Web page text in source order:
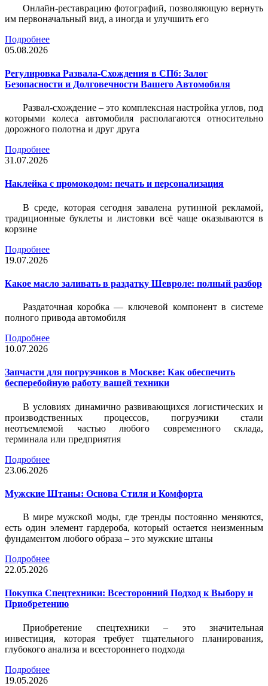
Онлайн-реставрацию фотографий, позволяющую вернуть
им первоначальный вид, а иногда и улучшить его
Подробнее
05.08.2026
Регулировка Развала-Схождения в СПб: Залог
Безопасности и Долговечности Вашего Автомобиля
Развал-схождение – это комплексная настройка углов, под
которыми колеса автомобиля располагаются относительно
дорожного полотна и друг друга
Подробнее
31.07.2026
Наклейка c промокодом: печать и персонализация
В среде, которая сегодня завалена рутинной рекламой,
традиционные буклеты и листовки всё чаще оказываются в
корзине
Подробнее
19.07.2026
Какое масло заливать в раздатку Шевроле: полный разбор
Раздаточная коробка — ключевой компонент в системе
полного привода автомобиля
Подробнее
10.07.2026
Запчасти для погрузчиков в Москве: Как обеспечить
бесперебойную работу вашей техники
В условиях динамично развивающихся логистических и
производственных процессов, погрузчики стали
неотъемлемой частью любого современного склада,
терминала или предприятия
Подробнее
23.06.2026
Мужские Штаны: Основа Стиля и Комфорта
В мире мужской моды, где тренды постоянно меняются,
есть один элемент гардероба, который остается неизменным
фундаментом любого образа – это мужские штаны
Подробнее
22.05.2026
Покупка Спецтехники: Всесторонний Подход к Выбору и
Приобретению
Приобретение спецтехники – это значительная
инвестиция, которая требует тщательного планирования,
глубокого анализа и всестороннего подхода
Подробнее
19.05.2026